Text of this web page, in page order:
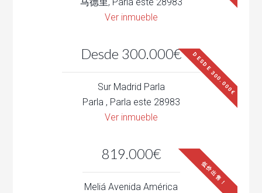
Ver inmueble
Desde 300.000€ DESDE 300.000€
Sur Madrid Parla
Parla , Parla este 28983
Ver inmueble
819.000€
低价出售！
Meliá Avenida América